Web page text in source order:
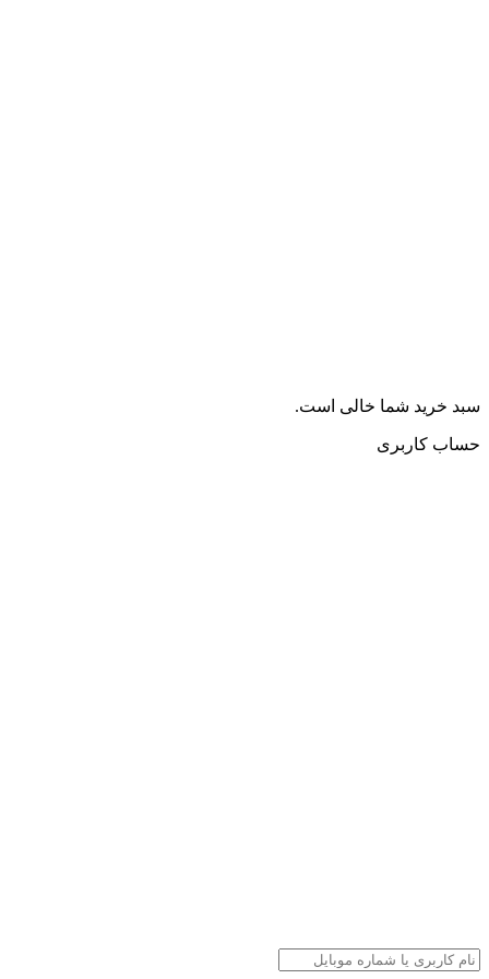
سبد خرید شما خالی است.
حساب کاربری